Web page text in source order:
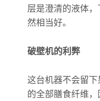
层是澄清的液体
然相当好。
破壁机的利弊
这台机器不会留
的全部膳食纤维